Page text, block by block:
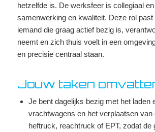
hetzelfde is. De werksfeer is collegiaal
samenwerking en kwaliteit. Deze rol past
iemand die graag actief bezig is,
neemt en zich thuis voelt in een
en precisie centraal staan.
Jouw taken
Je bent dagelijks bezig met het laden
vrachtwagens en het verplaatsen van
heftruck, reachtruck of EPT, zodat de